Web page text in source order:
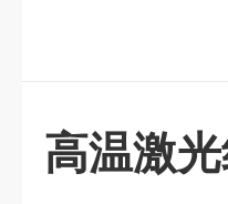
高温激